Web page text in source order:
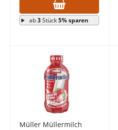
ab3Stück5% sparen
Müller Müllermilch